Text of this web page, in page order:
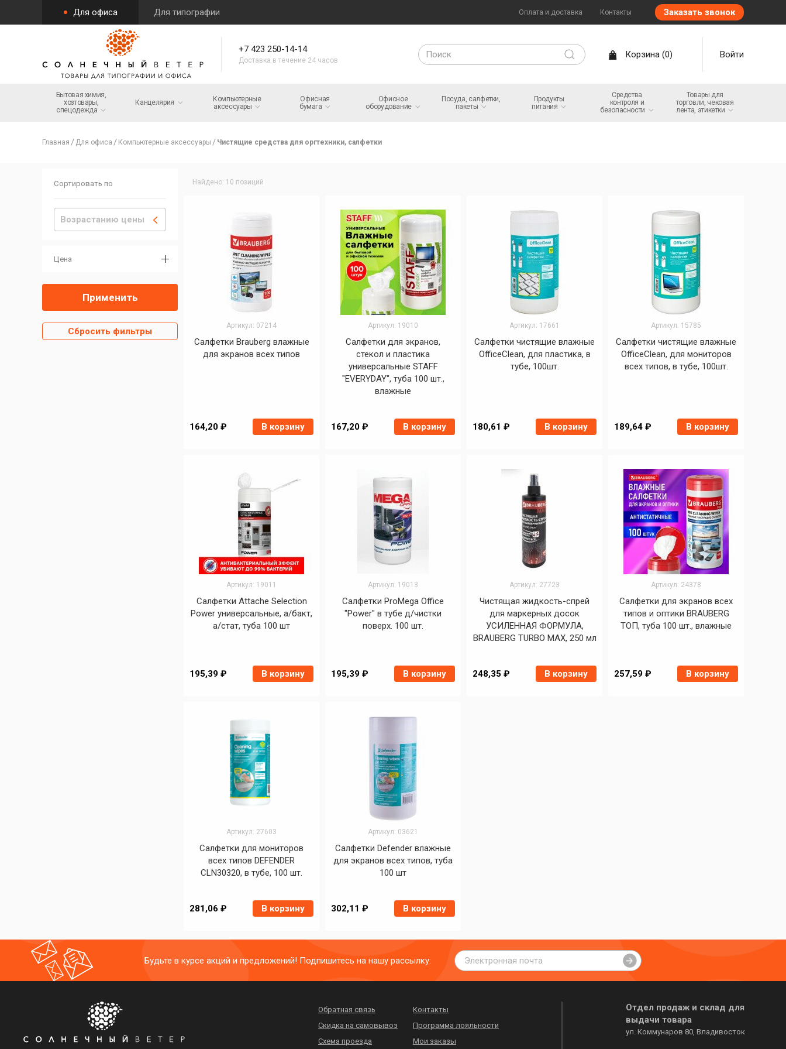
Для офиса Для типографии Оплата и доставка Контакты Заказать звонок
+7 423 250-14-14
Доставка в течение 24 часов
Корзина (0) Войти
Бытовая химия,
хозтовары,
спецодежда
Канцелярия
Компьютерные
аксессуары
Офисная
бумага
Офисное
оборудование
Посуда, салфетки,
пакеты
Продукты
питания
Средства
контроля и
безопасности
Товары для
торговли, чековая
лента, этикетки
Главная Для офиса Компьютерные аксессуары Чистящие средства для оргтехники, салфетки
Сортировать по
Возрастанию цены
Цена
Применить
Сбросить фильтры
Найдено: 10 позиций
Артикул: 07214
Салфетки Brauberg влажные
для экранов всех типов
164,20 ₽ В корзину
Артикул: 19010
Салфетки для экранов,
стекол и пластика
универсальные STAFF
"EVERYDAY", туба 100 шт.,
влажные
167,20 ₽ В корзину
Артикул: 17661
Салфетки чистящие влажные
OfficeClean, для пластика, в
тубе, 100шт.
180,61 ₽ В корзину
Артикул: 15785
Салфетки чистящие влажные
OfficeClean, для мониторов
всех типов, в тубе, 100шт.
189,64 ₽ В корзину
Артикул: 19011
Салфетки Attache Selection
Power универсальные, а/бакт,
а/стат, туба 100 шт
195,39 ₽ В корзину
Артикул: 19013
Салфетки ProMega Office
"Power" в тубе д/чистки
поверх. 100 шт.
195,39 ₽ В корзину
Артикул: 27723
Чистящая жидкость-спрей
для маркерных досок
УСИЛЕННАЯ ФОРМУЛА,
BRAUBERG TURBO MAX, 250 мл
248,35 ₽ В корзину
Артикул: 24378
Салфетки для экранов всех
типов и оптики BRAUBERG
ТОП, туба 100 шт., влажные
257,59 ₽ В корзину
Артикул: 27603
Салфетки для мониторов
всех типов DEFENDER
CLN30320, в тубе, 100 шт.
281,06 ₽ В корзину
Артикул: 03621
Салфетки Defender влажные
для экранов всех типов, туба
100 шт
302,11 ₽ В корзину
Будьте в курсе акций и предложений! Подпишитесь на нашу рассылку:
Обратная связь
Скидка на самовывоз
Схема проезда
Контакты
Программа лояльности
Мои заказы
Отдел продаж и склад для
выдачи товара
ул. Коммунаров 80, Владивосток